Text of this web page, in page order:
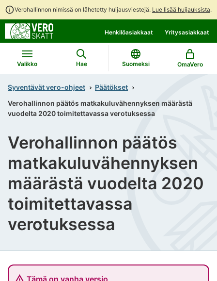
Verohallinnon nimissä on lähetetty huijausviestejä. Lue lisää huijauksista.
suoraan
sisältöön
koko
sivuston
hakuun
Henkilöasiakkaat Yritysasiakkaat
Valikko Hae Suomeksi OmaVero
Syventävät vero-ohjeet
Päätökset
Verohallinnon päätös matkakuluvähennyksen määrästä
vuodelta 2020 toimitettavassa verotuksessa
Verohallinnon päätös
matkakuluvähennyksen
määrästä vuodelta 2020
toimitettavassa
verotuksessa